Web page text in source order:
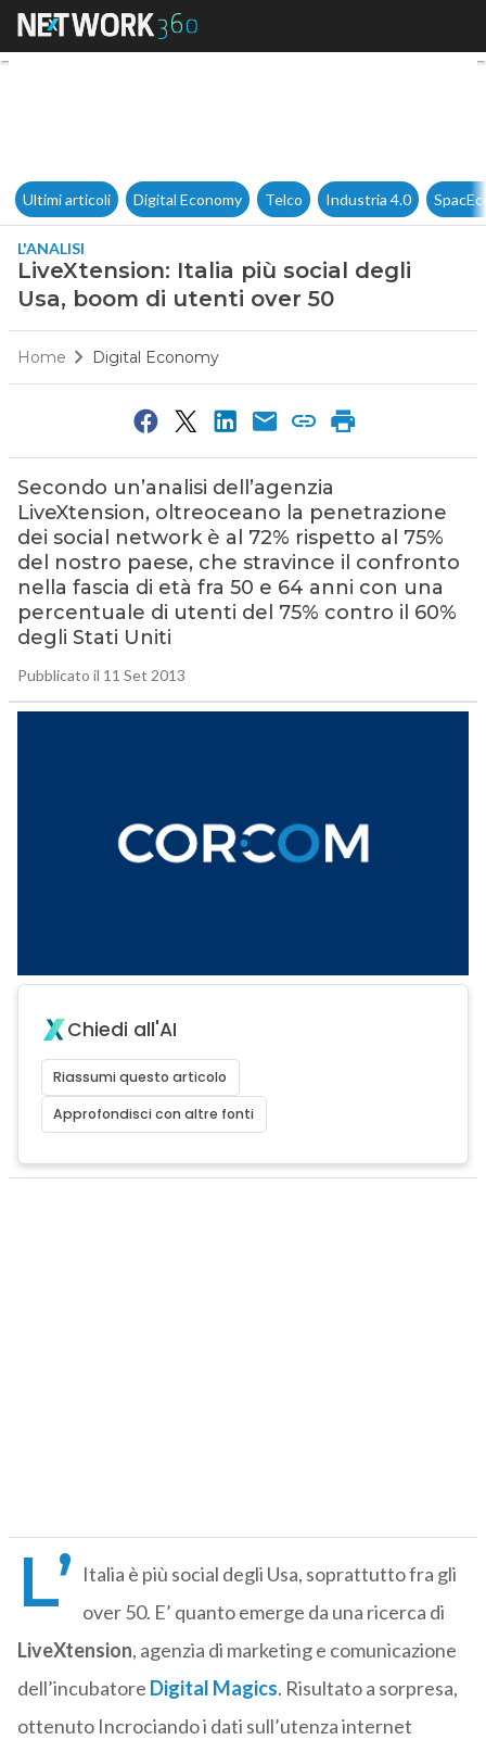
LiveXtension: Italia più
Ultimi articoli Digital Economy Telco Industria 4.0
L'ANALISI
LiveXtension: Italia più social degli
Usa, boom di utenti over 50
Home Digital Economy
Secondo un’analisi dell’agenzia
LiveXtension, oltreoceano la penetrazione
dei social network è al 72% rispetto al 75%
del nostro paese, che stravince il confronto
nella fascia di età fra 50 e 64 anni con una
percentuale di utenti del 75% contro il 60%
degli Stati Uniti
Pubblicato il 11 Set 2013
Chiedi all'AI
Riassumi questo articolo
Approfondisci con altre fonti
L’ Italia è più social degli Usa, soprattutto fra gli
over 50. E’ quanto emerge da una ricerca di
LiveXtension, agenzia di marketing e comunicazione
dell’incubatore Digital Magics. Risultato a sorpresa,
ottenuto Incrociando i dati sull’utenza internet